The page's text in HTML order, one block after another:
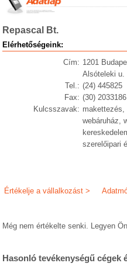
Repascal Bt.
Elérhetőségeink:
Cím: 1201
Alsóteleki u.
Tel.: (24) 445825
Fax: (30) 2033186
Kulcsszavak: makettezés,
webáruház,
szerelőipari
Értékelje a vállalkozást >
Még nem értékelte senki. Legyen
Hasonló tevékenységű cégek